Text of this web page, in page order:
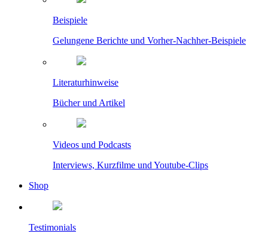
Beispiele
Gelungene Berichte und Vorher-Nachher-Beispiele
Literaturhinweise
Bücher und Artikel
Videos und Podcasts
Interviews, Kurzfilme und Youtube-Clips
Shop
Testimonials